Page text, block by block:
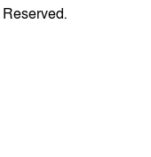
Reserved.